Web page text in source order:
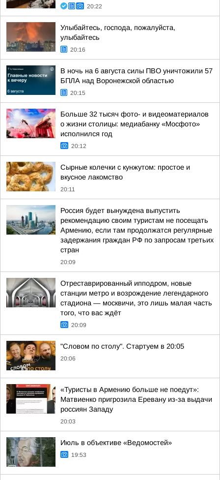
20:22
Улыбайтесь, господа, пожалуйста,
улыбайтесь
20:16
В ночь на 6 августа силы ПВО уничтожили 57
БПЛА над Воронежской областью
20:15
Больше 32 тысяч фото- и видеоматериалов
о жизни столицы: медиабанку «Мосфото»
исполнился год
20:12
Сырные колечки с кунжутом: простое и
вкусное лакомство
20:11
Россия будет вынуждена выпустить
рекомендацию своим туристам не посещать
Армению, если там продолжатся регулярные
задержания граждан РФ по запросам третьих
стран
20:09
Отреставрированный ипподром, новые
станции метро и возрождение легендарного
стадиона — москвичи, это лишь малая часть
того, что вас ждёт
20:09
"Словом по столу". Стартуем в 20:05
20:06
«Туристы в Армению больше не поедут»:
Матвиенко пригрозила Еревану из-за выдачи
россиян Западу
20:03
Июль в объективе «Ведомостей»
19:53